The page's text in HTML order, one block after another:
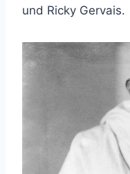
und Ricky Gervais.